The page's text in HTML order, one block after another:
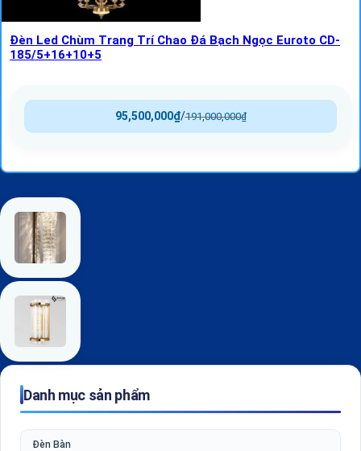
Đèn Led Chùm Trang Trí Chao Đá Bạch Ngọc Euroto CD-
185/5+16+10+5
191,000,000₫
/
95,500,000₫
Danh mục sản phẩm
Đèn Bàn